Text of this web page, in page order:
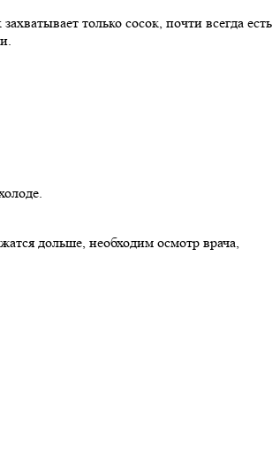
только сосок, почти всегда есть
дольше, необходим осмотр врача,